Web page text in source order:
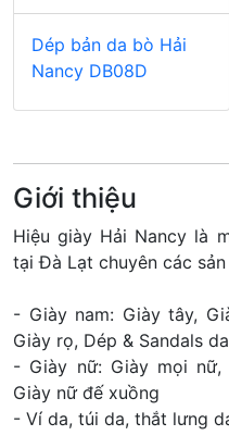
Dép bản da bò Hải
Nancy DB08D
Giới thiệu
Hiệu giày Hải Nancy là
tại Đà Lạt chuyên các
- Giày nam: Giày tây,
Giày rọ, Dép & Sandals da
- Giày nữ: Giày mọi
Giày nữ đế xuồng
- Ví da, túi da, thắt lưng